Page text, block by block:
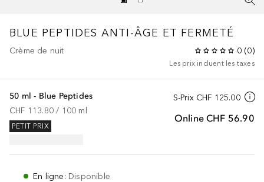
BLUE PEPTIDES ANTI-ÂGE ET FERMETÉ
Crème de nuit 0 (0)
Les prix incluent les taxes
S-Prix CHF 125.00
Online CHF 56.90
50 ml - Blue Peptides
CHF 113.80 / 100 ml
PETIT PRIX
En ligne: Disponible